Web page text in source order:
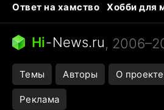
Ответ на хамство
Хобби для
Бензин 100 vs 95
Тунцы в
Следующая пандемия
Hi-News.ru,
Темы Авторы О проекте
Реклама